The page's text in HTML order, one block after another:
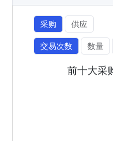
采购
供应
交易次数
数量
前十大采